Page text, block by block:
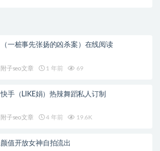
（一桩事先张扬的凶杀案）在线阅读
附子seo文章 1 年前 69
快手（LIKE娟）热辣舞蹈私人订制
附子seo文章 4 年前 19.6K
颜值开放女神自拍流出